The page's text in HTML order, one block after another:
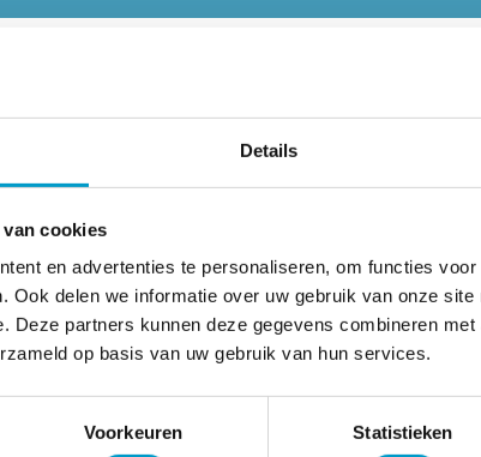
Details
cookies
en advertenties te personaliseren, om functies
Ook delen we informatie over uw gebruik van onze
Deze partners kunnen deze gegevens combineren
op basis van uw gebruik van hun services.
Voorkeuren Statistieken